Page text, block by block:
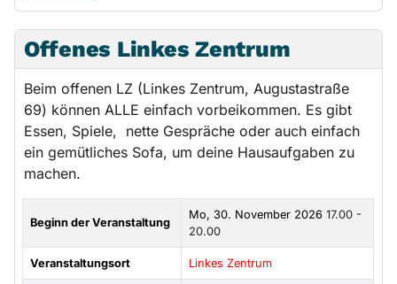
Offenes Linkes Zentrum
Beim offenen LZ (Linkes Zentrum, Augustastraße
69) können ALLE einfach vorbeikommen. Es gibt
Essen, Spiele, nette Gespräche oder auch einfach
ein gemütliches Sofa, um deine Hausaufgaben zu
machen.
Beginn der Veranstaltung
Mo, 30. November 202617.00 -
20.00
Veranstaltungsort Linkes Zentrum